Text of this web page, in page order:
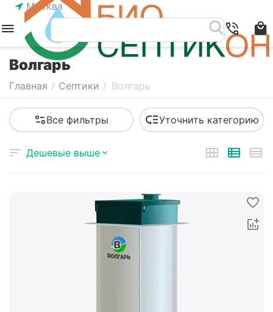
Москва
Волгарь
Главная / Септики / Волгарь
Все фильтры Уточнить категорию
Дешевые выше